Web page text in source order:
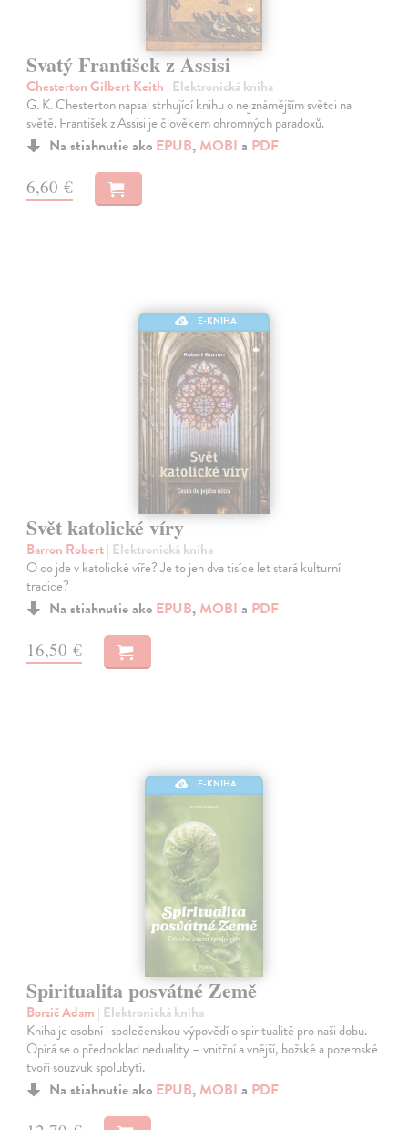
Svatý František z Assisi
Chesterton Gilbert Keith | Elektronická kniha
G. K. Chesterton napsal strhující knihu o nejznámějším světci na
světě. František z Assisi je člověkem ohromných paradoxů.
Na stiahnutie ako EPUB, MOBI a PDF
6,60 €
E-KNIHA
Svět katolické víry
Barron Robert| Elektronická kniha
O co jde v katolické víře? Je to jen dva tisíce let stará kulturní
tradice?
Na stiahnutie ako EPUB, MOBI a PDF
16,50 €
E-KNIHA
Spiritualita posvátné Země
Borzič Adam | Elektronická kniha
Kniha je osobní i společenskou výpovědí o spiritualitě pro naši dobu.
Opírá se o předpoklad neduality – vnitřní a vnější, božské a pozemské
tvoří souzvuk spolubytí.
Na stiahnutie ako EPUB, MOBI a PDF